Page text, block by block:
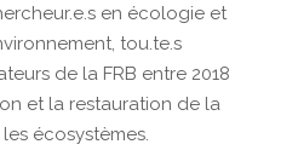
en écologie et
tou.te.s
de la FRB entre 2018
et la restauration de la
écosystèmes.